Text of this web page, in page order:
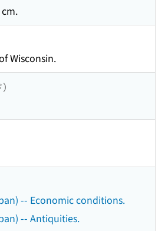
Wisconsin.
-- Economic conditions.
-- Antiquities.